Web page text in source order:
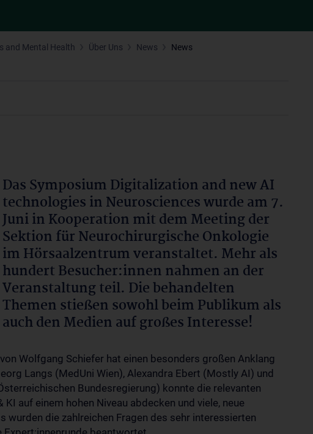
and Mental Health Über Uns News News
Das Symposium Digitalization and new AI
technologies in Neurosciences wurde am 7.
Juni in Kooperation mit dem Meeting der
Sektion für Neurochirurgische Onkologie
im Hörsaalzentrum veranstaltet. Mehr als
hundert Besucher:innen nahmen an der
Veranstaltung teil. Die behandelten
Themen stießen sowohl beim Publikum als
auch den Medien auf großes Interesse!
Wolfgang Schiefer hat einen besonders großen Anklang
Langs (MedUni Wien), Alexandra Ebert (Mostly AI) und
Bundesregierung) konnte die relevanten
auf einem hohen Niveau abdecken und viele, neue
wurden die zahlreichen Fragen des sehr interessierten